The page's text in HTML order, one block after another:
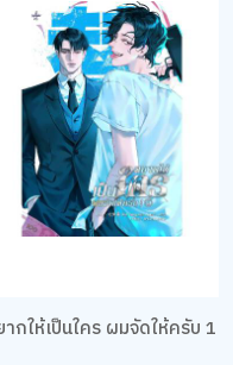
ากให้เป็นใคร ผมจัดให้ครับ 1